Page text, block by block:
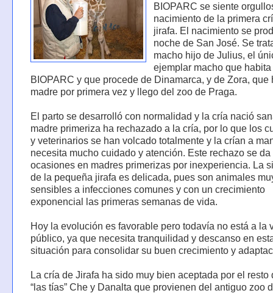
BIOPARC se siente
nacimiento de la primera
jirafa. El nacimiento se
noche de San José. Se
macho hijo de Julius, el
ejemplar macho que
BIOPARC y que procede de Dinamarca, y de Zora, que
madre por primera vez y llego del zoo de Praga.
El parto se desarrolló con normalidad y la cría nació
madre primeriza ha rechazado a la cría, por lo que los
y veterinarios se han volcado totalmente y la crían a
necesita mucho cuidado y atención. Este rechazo se da
ocasiones en madres primerizas por inexperiencia. La
de la pequeña jirafa es delicada, pues son animales
sensibles a infecciones comunes y con un crecimiento
exponencial las primeras semanas de vida.
Hoy la evolución es favorable pero todavía no está a la
público, ya que necesita tranquilidad y descanso en
situación para consolidar su buen crecimiento y
La cría de Jirafa ha sido muy bien aceptada por el resto
“las tías” Che y Danalta que provienen del antiguo zoo